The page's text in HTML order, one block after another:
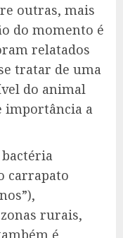
outras, mais
do momento é
relatados
tratar de uma
do animal
importância a
bactéria
carrapato
rurais,